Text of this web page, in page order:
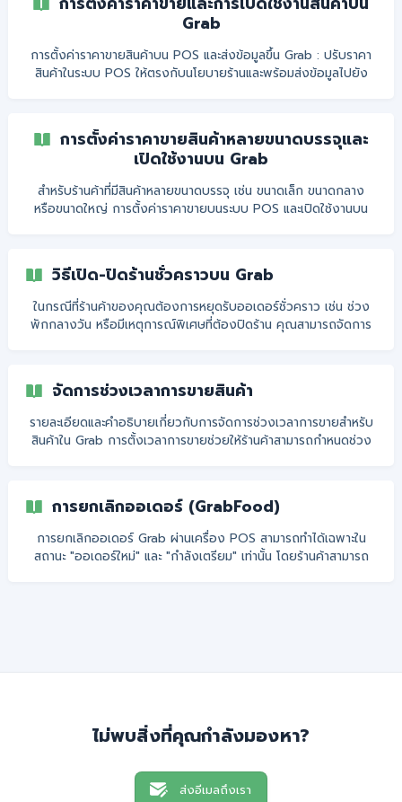
ที่ฝั่ง Silom ได้เท่านั้น โดย
Grab
การตั้งค่าราคาขายสินค้าบน POS และส่งข้อมูลขึ้น Grab : ปรับราคา
สินค้าในระบบ POS ให้ตรงกับนโยบายร้านและพร้อมส่งข้อมูลไปยัง
ตั้งราคาขาย Grab สำหรับสินค้า กดปุ่มแถบเมนู ที่มุมบนขวาของหน้า
จอ ให้แตะที่ปุ่มแถบเมนูเพื่อเปิดรายการเมนู ไปที่เมนู "สินค้าทั้งหมด"
หลังจากเปิดแถบเมนู ให้เลือกเมนู "สินค้าทั้งหมด" เพื่อดูรายการสินค้า
ที่มีอยู่ในระบบ ![](https:
การตั้งค่าราคาขายสินค้าหลายขนาดบรรจุและ
เปิดใช้งานบน Grab
สำหรับร้านค้าที่มีสินค้าหลายขนาดบรรจุ เช่น ขนาดเล็ก ขนาดกลาง
หรือขนาดใหญ่ การตั้งค่าราคาขายบนระบบ POS และเปิดใช้งานบน
สินค้าในแต่ละขนาดได้ง่าย ๆ โดยทำตามขั้นตอนดังนี้: ไปที่แถบเมนู แตะ
ที่แถบเมนูมุมซ้ายบนของหน้าจอ เลือกเมนู "สินค้าทั้งหมด" จากนั้น
เลือกสินค้าที่ต้องการตั้งราคาขายสำหรับขนาดบรรจุอื่น ๆ ![]
(https://storage.crisp.chat/users/helpdesk/website/a78c
46431
วิธีเปิด-ปิดร้านชั่วคราวบน Grab
ในกรณีที่ร้านค้าของคุณต้องการหยุดรับออเดอร์ชั่วคราว เช่น ช่วง
พักกลางวัน หรือมีเหตุการณ์พิเศษที่ต้องปิดร้าน คุณสามารถจัดการ
ระบบการสั่งซื้อ! การเปิด-ปิดร้านชั่วคราวบน Grab สามารถทำได้ 3
รูปแบบ ดังนี้ : ปิดชั่วคราว 30 นาที: เหมาะสำหรับการหยุดรับออเดอร์
ในช่วงเวลาสั้นๆ เช่น ระหว่างการจัดการออเดอร์ที่ค้างอยู่ ปิดชั่วคราว
1 ชั่วโมง: ใช้เมื่อร้านต้องการหยุดให้บริการเ
จัดการช่วงเวลาการขายสินค้า
รายละเอียดและคำอธิบายเกี่ยวกับการจัดการช่วงเวลาการขายสำหรับ
สินค้าใน Grab การตั้งเวลาการขายช่วยให้ร้านค้าสามารถกำหนดช่วง
**สามารถกำหนดรูปแบบการขายได้หลากหลาย เช่น: ขายวันปกติ: ใช้
สำหรับการขายสินค้าในวันธรรมดา เมนูพิเศษ: ใช้สำหรับสินค้าเฉพาะ
ช่วงเวลาหรือโอกาสพิเศษ เช่น เมนูเฉพาะเทศกาล จำนวนช่วงเวลา
สูงสุดต่อวัน: สามารถกำหนดช่วงเวลาขายได้สูงสุด 3 ช่วงต่อวัน เช
การยกเลิกออเดอร์ (GrabFood)
การยกเลิกออเดอร์ Grab ผ่านเครื่อง POS สามารถทำได้เฉพาะใน
สถานะ "ออเดอร์ใหม่" และ "กำลังเตรียม" เท่านั้น โดยร้านค้าสามารถ
ไม่พบสิ่งที่คุณกำลังมองหา?
ส่งอีเมลถึงเรา